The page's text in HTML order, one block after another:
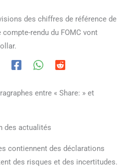
des chiffres de référence de
rendu du FOMC vont
entre « Share: » et
des actualités
contiennent des déclarations
des risques et des incertitudes.